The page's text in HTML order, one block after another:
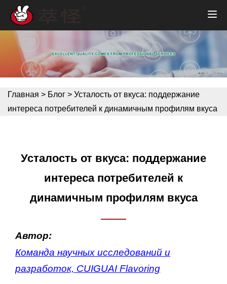
Главная > Блог > Усталость от вкуса: поддержание
интереса потребителей к динамичным профилям вкуса
Усталость от вкуса: поддержание
интереса потребителей к
динамичным профилям вкуса
Автор:
Команда научных исследований и
разработок, CUIGUAI Flavoring